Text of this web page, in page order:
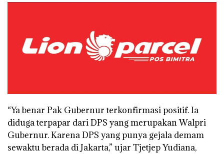
“Ya benar Pak Gubernur terkonfirmasi positif. Ia
diduga terpapar dari DPS yang merupakan Walpri
Gubernur. Karena DPS yang punya gejala demam
sewaktu berada di Jakarta,” ujar Tjetjep Yudiana,